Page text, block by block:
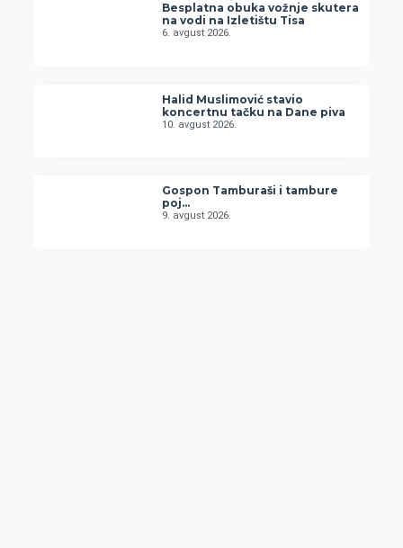
Besplatna obuka vožnje skutera
na vodi na Izletištu Tisa
6. avgust 2026.
Halid Muslimović stavio
koncertnu tačku na Dane piva
10. avgust 2026.
Gospon Tamburaši i tambure
poj…
9. avgust 2026.